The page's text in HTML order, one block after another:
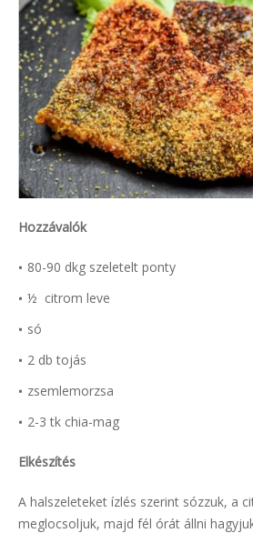
Hozzávalók
80-90 dkg szeletelt ponty
½ citrom leve
só
2 db tojás
zsemlemorzsa
2-3 tk chia-mag
Elkészítés
A halszeleteket ízlés szerint sózzuk, a
meglocsoljuk, majd fél órát állni